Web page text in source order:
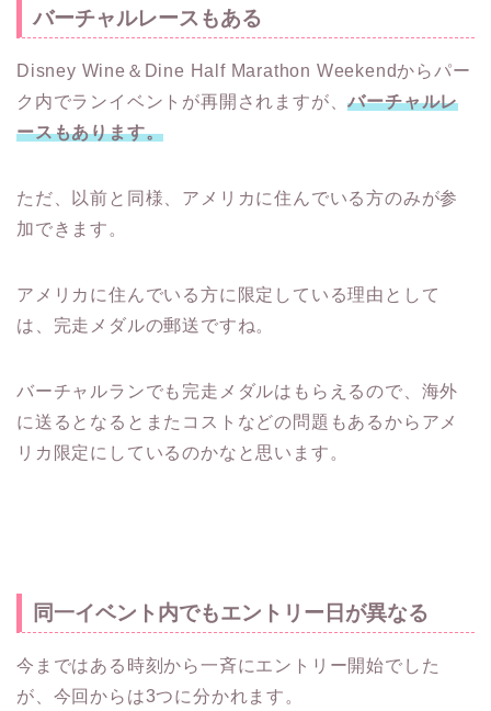
バーチャルレースもある
Disney Wine＆Dine Half Marathon Weekendからパー
ク内でランイベントが再開されますが、バーチャルレ
ースもあります。
ただ、以前と同様、アメリカに住んでいる方のみが参
加できます。
アメリカに住んでいる方に限定している理由として
は、完走メダルの郵送ですね。
バーチャルランでも完走メダルはもらえるので、海外
に送るとなるとまたコストなどの問題もあるからアメ
リカ限定にしているのかなと思います。
同一イベント内でもエントリー日が異なる
今まではある時刻から一斉にエントリー開始でした
が、今回からは3つに分かれます。